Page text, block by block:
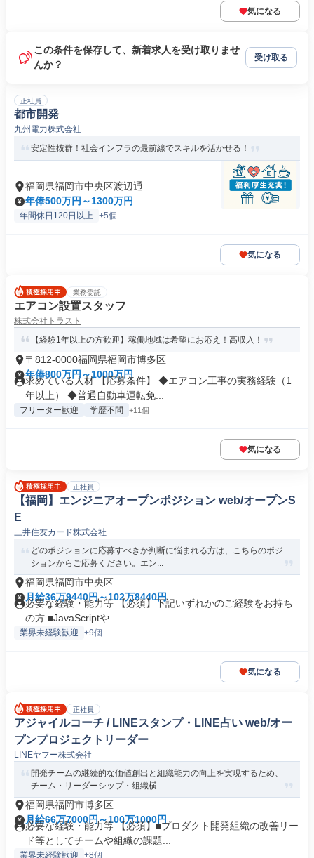
気になる
この条件を保存して、新着求人を受け取りませ
んか？
受け取る
正社員
都市開発
九州電力株式会社
安定性抜群！社会インフラの最前線でスキルを活かせる！
福岡県福岡市中央区渡辺通
年俸500万円～1300万円
年間休日120日以上 +5個
気になる
業務委託
エアコン設置スタッフ
株式会社トラスト
【経験1年以上の方歓迎】稼働地域は希望にお応え！高収入！
〒812-0000福岡県福岡市博多区
年俸800万円～1000万円
求めている人材 【応募条件】 ◆エアコン工事の実務経験（1
年以上） ◆普通自動車運転免...
フリーター歓迎 学歴不問 +11個
気になる
正社員
【福岡】エンジニアオープンポジション web/オープンS
E
三井住友カード株式会社
どのポジションに応募すべきか判断に悩まれる方は、こちらのポジ
ションからご応募ください。エン...
福岡県福岡市中央区
月給36万9440円～102万8440円
必要な経験・能力等 【必須】下記いずれかのご経験をお持ち
の方 ■JavaScriptや...
業界未経験歓迎 +9個
気になる
正社員
アジャイルコーチ / LINEスタンプ・LINE占い web/オー
プンプロジェクトリーダー
LINEヤフー株式会社
開発チームの継続的な価値創出と組織能力の向上を実現するため、
チーム・リーダーシップ・組織横...
福岡県福岡市博多区
月給66万7000円～100万1000円
必要な経験・能力等 【必須】■プロダクト開発組織の改善リー
ド等としてチームや組織の課題...
業界未経験歓迎 +8個